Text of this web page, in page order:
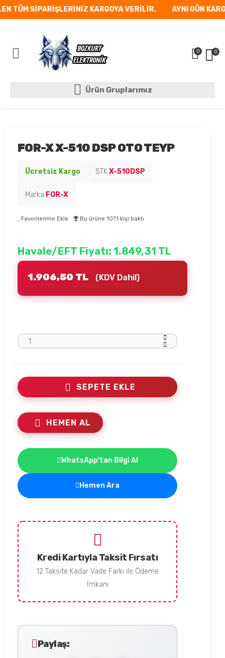
TÜM SİPARİŞLERİNİZ KARGOYA VERİLİR. AYNI GÜN
Mobil Menü
0 0
Ürün Gruplarımız
Ürün Gruplarımız
FOR-X X-510 DSP OTO TEYP
Ücretsiz Kargo STK:X-510DSP
Marka: FOR-X
Favorilerime Ekle Bu ürüne 1071 kişi baktı
Havale/EFT Fiyatı: 1.849,31 TL
1.906,50 TL (KDV Dahil)
SEPETE EKLE
HEMEN AL
WhatsApp'tan Bilgi Al
Hemen Ara
Kredi Kartıyla Taksit Fırsatı
12 Taksite Kadar Vade Farkı ile Ödeme
İmkanı
Paylaş: